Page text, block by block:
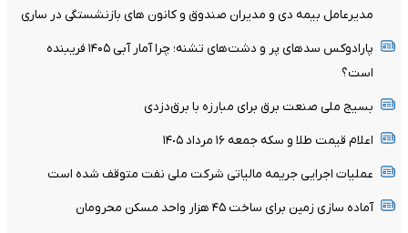
مدیرعامل بیمه دی و مدیران صندوق و کانون های بازنشستگی در ساری
پارادوکس سدهای پر و دشت‌های تشنه؛ چرا آمار آبی ۱۴۰۵ فریبنده
است؟
بسیج ملی صنعت برق برای مبارزه با برق‌دزدی
اعلام قیمت طلا و سکه جمعه ١۶ مرداد ١۴٠۵
عملیات اجرایی جریمه مالیاتی شرکت ملی نفت متوقف شده است
آماده سازی زمین برای ساخت ۴۵ هزار واحد مسکن محرومان